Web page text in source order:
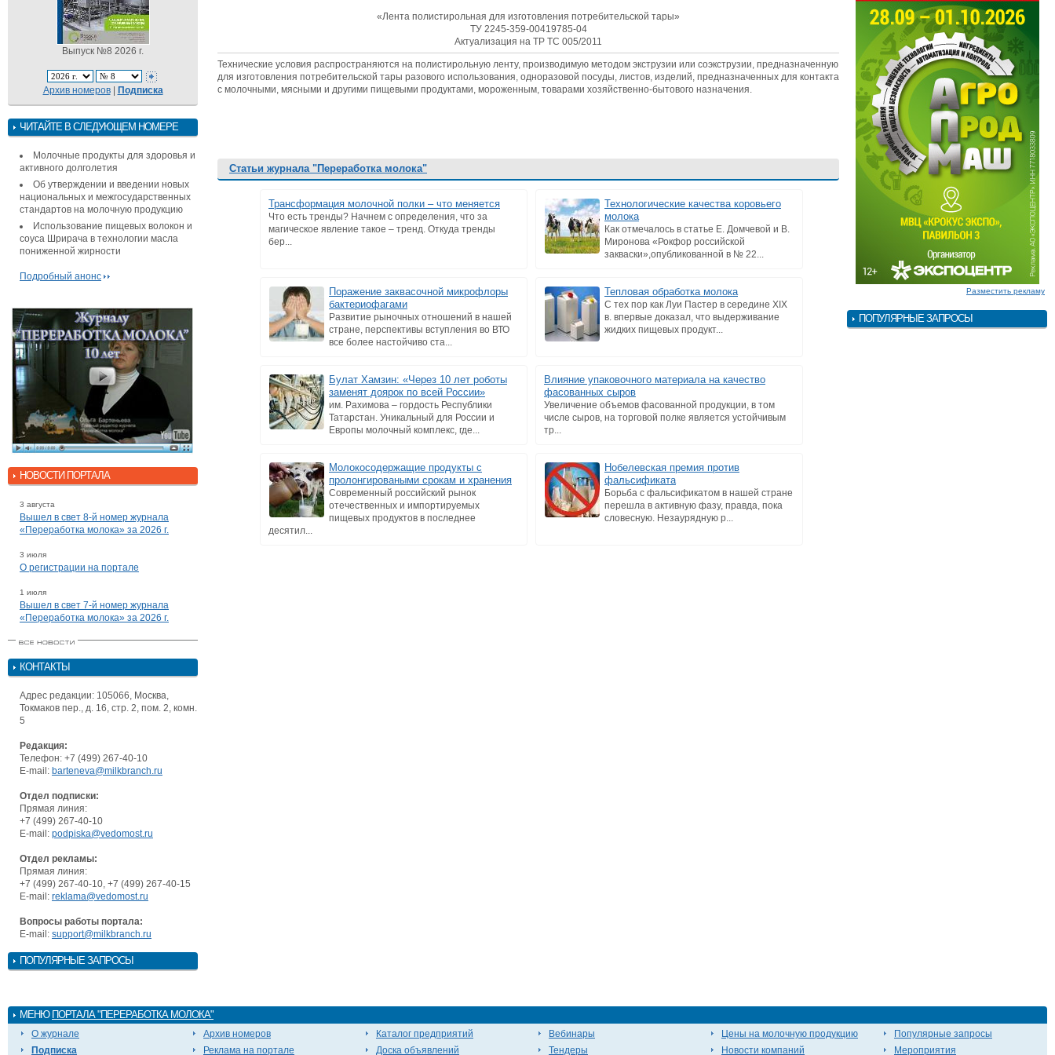
Выпуск №8 2026 г.
Архив номеров| Подписка
ЧИТАЙТЕ В СЛЕДУЮЩЕМ НОМЕРЕ
Молочные продукты для здоровья и
активного долголетия
Об утверждении и введении новых
национальных и межгосударственных
стандартов на молочную продукцию
Использование пищевых волокон и
соуса Шрирача в технологии масла
пониженной жирности
Подробный анонс
НОВОСТИ ПОРТАЛА
3 августа
Вышел в свет 8-й номер журнала
«Переработка молока» за 2026 г.
3 июля
О регистрации на портале
1 июля
Вышел в свет 7-й номер журнала
«Переработка молока» за 2026 г.
КОНТАКТЫ
Адрес редакции: 105066, Москва,
Токмаков пер., д. 16, стр. 2, пом. 2, комн.
5
Редакция:
Телефон: +7 (499) 267-40-10
E-mail: barteneva@milkbranch.ru
Отдел подписки:
Прямая линия:
+7 (499) 267-40-10
E-mail: podpiska@vedomost.ru
Отдел рекламы:
Прямая линия:
+7 (499) 267-40-10, +7 (499) 267-40-15
E-mail: reklama@vedomost.ru
Вопросы работы портала:
E-mail: support@milkbranch.ru
ПОПУЛЯРНЫЕ ЗАПРОСЫ
«Лента полистирольная для изготовления потребительской тары»
ТУ 2245-359-00419785-04
Актуализация на ТР ТС 005/2011
Технические условия распространяются на полистирольную ленту, производимую методом экструзии или соэкструзии, предназначенную
для изготовления потребительской тары разового использования, одноразовой посуды, листов, изделий, предназначенных для контакта
с молочными, мясными и другими пищевыми продуктами, мороженным, товарами хозяйственно-бытового назначения.
Статьи журнала "Переработка молока"
Трансформация молочной полки – что меняется
Что есть тренды? Начнем с определения, что за
магическое явление такое – тренд. Откуда тренды
бер...
Технологические качества коровьего
молока
Как отмечалось в статье Е. Домчевой и В.
Миронова «Рокфор российской
закваски»,опубликованной в № 22...
Поражение заквасочной микрофлоры
бактериофагами
Развитие рыночных отношений в нашей
стране, перспективы вступления во ВТО
все более настойчиво ста...
Тепловая обработка молока
С тех пор как Луи Пастер в середине XIX
в. впервые доказал, что выдерживание
жидких пищевых продукт...
Булат Хамзин: «Через 10 лет роботы
заменят доярок по всей России»
им. Рахимова – гордость Республики
Татарстан. Уникальный для России и
Европы молочный комплекс, где...
Влияние упаковочного материала на качество
фасованных сыров
Увеличение объемов фасованной продукции, в том
числе сыров, на торговой полке является устойчивым
тр...
Молокосодержащие продукты с
пролонгироваными срокам и хранения
Современный российский рынок
отечественных и импортируемых
пищевых продуктов в последнее
десятил...
Нобелевская премия против
фальсификата
Борьба с фальсификатом в нашей стране
перешла в активную фазу, правда, пока
словесную. Незаурядную р...
Разместить рекламу
ПОПУЛЯРНЫЕ ЗАПРОСЫ
МЕНЮ ПОРТАЛА "ПЕРЕРАБОТКА МОЛОКА"
О журнале
Подписка
Архив номеров
Реклама на портале
Каталог предприятий
Доска объявлений
Вебинары
Тендеры
Цены на молочную продукцию
Новости компаний
Популярные запросы
Мероприятия